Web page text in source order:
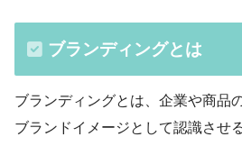
ブランディングとは
ブランディングとは、企業や商品
ブランドイメージとして認識させ